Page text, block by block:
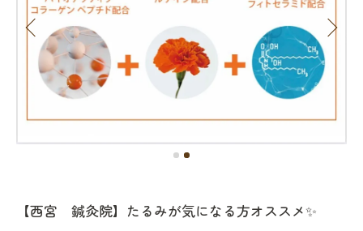
【西宮 鍼灸院】たるみが気になる方オススメ✨